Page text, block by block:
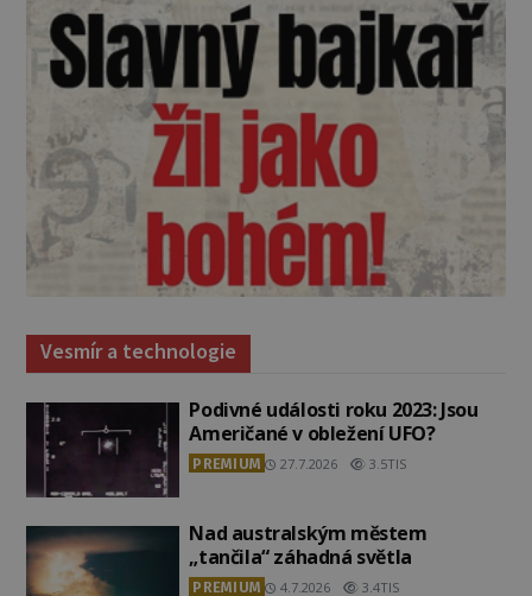
Vesmír a technologie
Podivné události roku 2023: Jsou
Američané v obležení UFO?
PREMIUM 27.7.2026 3.5TIS
Nad australským městem
„tančila“ záhadná světla
PREMIUM 4.7.2026 3.4TIS